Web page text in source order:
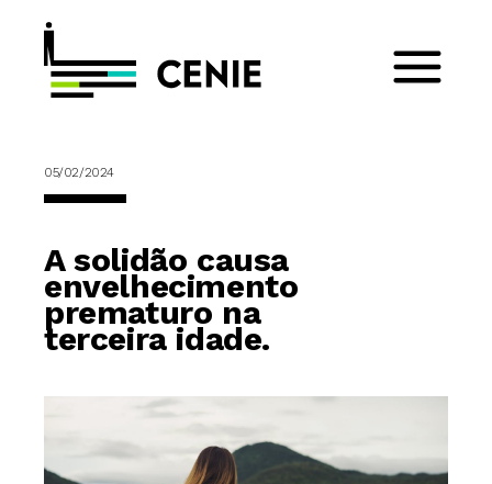
05/02/2024
A solidão causa
envelhecimento
prematuro na
terceira idade.